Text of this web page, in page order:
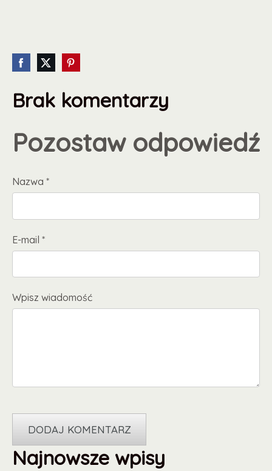
Najnowsze wpisy
Brak komentarzy
Pozostaw odpowiedź
Nazwa *
E-mail *
Wpisz wiadomość